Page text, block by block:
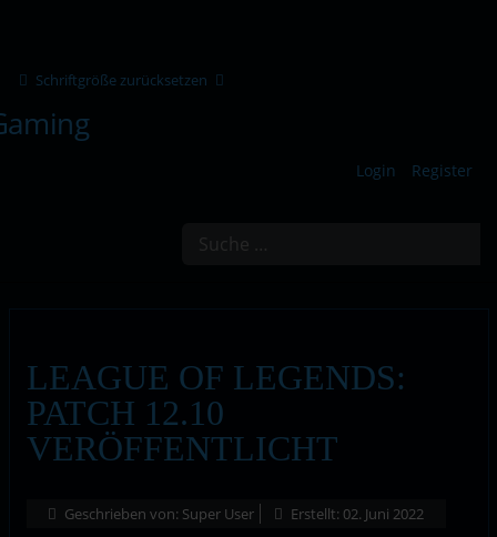
Schriftgröße zurücksetzen
Login Register
LEAGUE OF LEGENDS:
PATCH 12.10
VERÖFFENTLICHT
Geschrieben von: Super User
Erstellt: 02. Juni 2022